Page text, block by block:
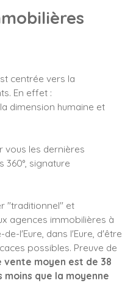
centrée vers la
En effet :
dimension humaine et
vous les dernières
360°, signature
"traditionnel" et
agences immobilières à
l'Eure, dans l'Eure, d'être
possibles. Preuve de
moyen est de 38
que la moyenne